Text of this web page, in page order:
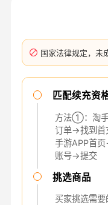
国家法律规定，未
匹配续充资
方法①：淘
订单→找到
手游APP首
账号→提交
挑选商品
买家挑选需要